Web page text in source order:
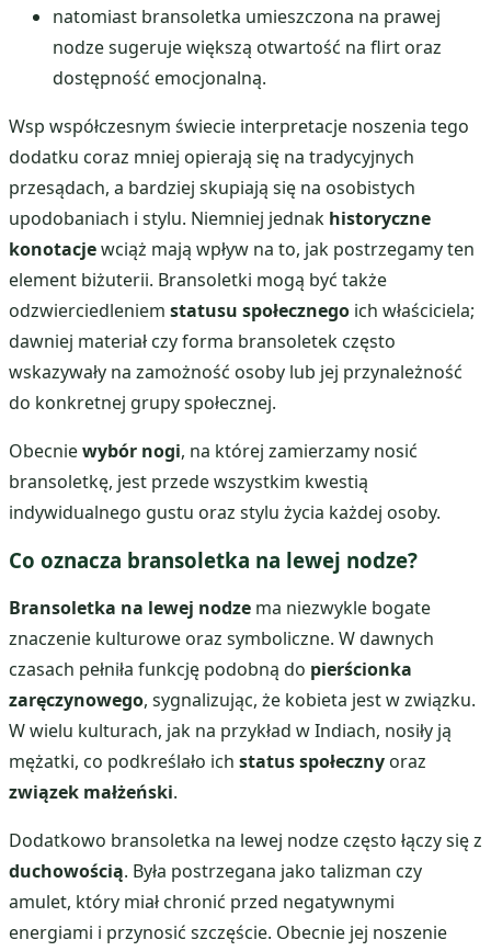
natomiast bransoletka umieszczona na prawej
nodze sugeruje większą otwartość na flirt oraz
dostępność emocjonalną.
Wsp współczesnym świecie interpretacje noszenia tego
dodatku coraz mniej opierają się na tradycyjnych
przesądach, a bardziej skupiają się na osobistych
upodobaniach i stylu. Niemniej jednak historyczne
konotacjewciąż mają wpływ na to, jak postrzegamy ten
element biżuterii. Bransoletki mogą być także
odzwierciedleniem statusu społecznego ich właściciela;
dawniej materiał czy forma bransoletek często
wskazywały na zamożność osoby lub jej przynależność
do konkretnej grupy społecznej.
Obecniewybór nogi, na której zamierzamy nosić
bransoletkę, jest przede wszystkim kwestią
indywidualnego gustu oraz stylu życia każdej osoby.
Co oznacza bransoletka na lewej nodze?
Bransoletka na lewej nodze ma niezwykle bogate
znaczenie kulturowe oraz symboliczne. W dawnych
czasach pełniła funkcję podobną do pierścionka
zaręczynowego, sygnalizując, że kobieta jest w związku.
W wielu kulturach, jak na przykład w Indiach, nosiły ją
mężatki, co podkreślało ich status społeczny oraz
związek małżeński.
Dodatkowo bransoletka na lewej nodze często łączy się z
duchowością. Była postrzegana jako talizman czy
amulet, który miał chronić przed negatywnymi
energiami i przynosić szczęście. Obecnie jej noszenie